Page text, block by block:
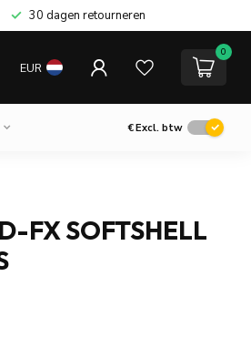
30 dagen retourneren
EUR
0
€Excl. btw
FX SOFTSHELL